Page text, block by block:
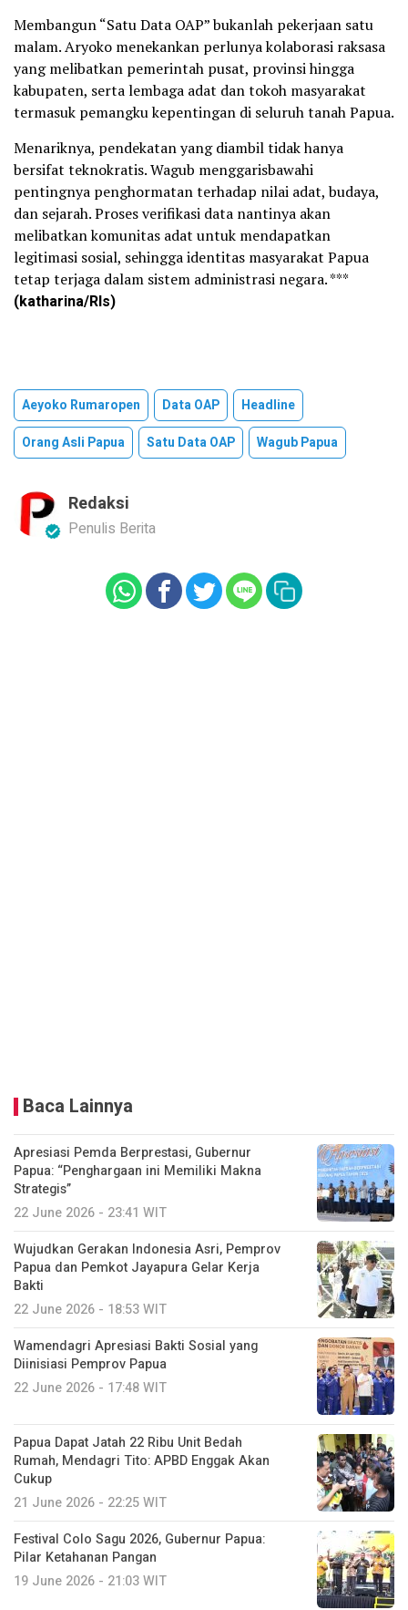
Membangun “Satu Data OAP” bukanlah pekerjaan satu
malam. Aryoko menekankan perlunya kolaborasi raksasa
yang melibatkan pemerintah pusat, provinsi hingga
kabupaten, serta lembaga adat dan tokoh masyarakat
termasuk pemangku kepentingan di seluruh tanah Papua.
Menariknya, pendekatan yang diambil tidak hanya
bersifat teknokratis. Wagub menggarisbawahi
pentingnya penghormatan terhadap nilai adat, budaya,
dan sejarah. Proses verifikasi data nantinya akan
melibatkan komunitas adat untuk mendapatkan
legitimasi sosial, sehingga identitas masyarakat Papua
tetap terjaga dalam sistem administrasi negara. ***
(katharina/Rls)
Aeyoko Rumaropen Data OAP
Headline
Orang Asli Papua
Satu Data OAP Wagub Papua
Redaksi
Penulis Berita
Baca Lainnya
Apresiasi Pemda Berprestasi, Gubernur
Papua: “Penghargaan ini Memiliki Makna
Strategis”
22 June 2026 - 23:41 WIT
Wujudkan Gerakan Indonesia Asri, Pemprov
Papua dan Pemkot Jayapura Gelar Kerja
Bakti
22 June 2026 - 18:53 WIT
Wamendagri Apresiasi Bakti Sosial yang
Diinisiasi Pemprov Papua
22 June 2026 - 17:48 WIT
Papua Dapat Jatah 22 Ribu Unit Bedah
Rumah, Mendagri Tito: APBD Enggak Akan
Cukup
21 June 2026 - 22:25 WIT
Festival Colo Sagu 2026, Gubernur Papua:
Pilar Ketahanan Pangan
19 June 2026 - 21:03 WIT